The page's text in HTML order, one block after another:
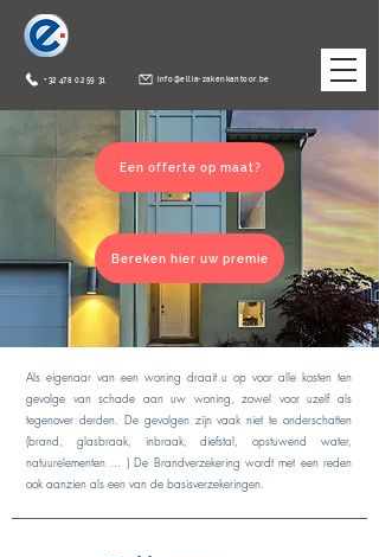
+32 478 02 59 31 info@ellia-zakenkantoor.be
Een offerte op maat?
Bereken hier uw premie
Als eigenaar van een woning draait u op voor alle kosten ten
gevolge van schade aan uw woning, zowel voor uzelf als
tegenover derden. De gevolgen zijn vaak niet te onderschatten
(brand, glasbraak, inbraak, diefstal, opstuwend water,
natuurelementen ... ) De Brandverzekering wordt met een reden
ook aanzien als een van de basisverzekeringen.